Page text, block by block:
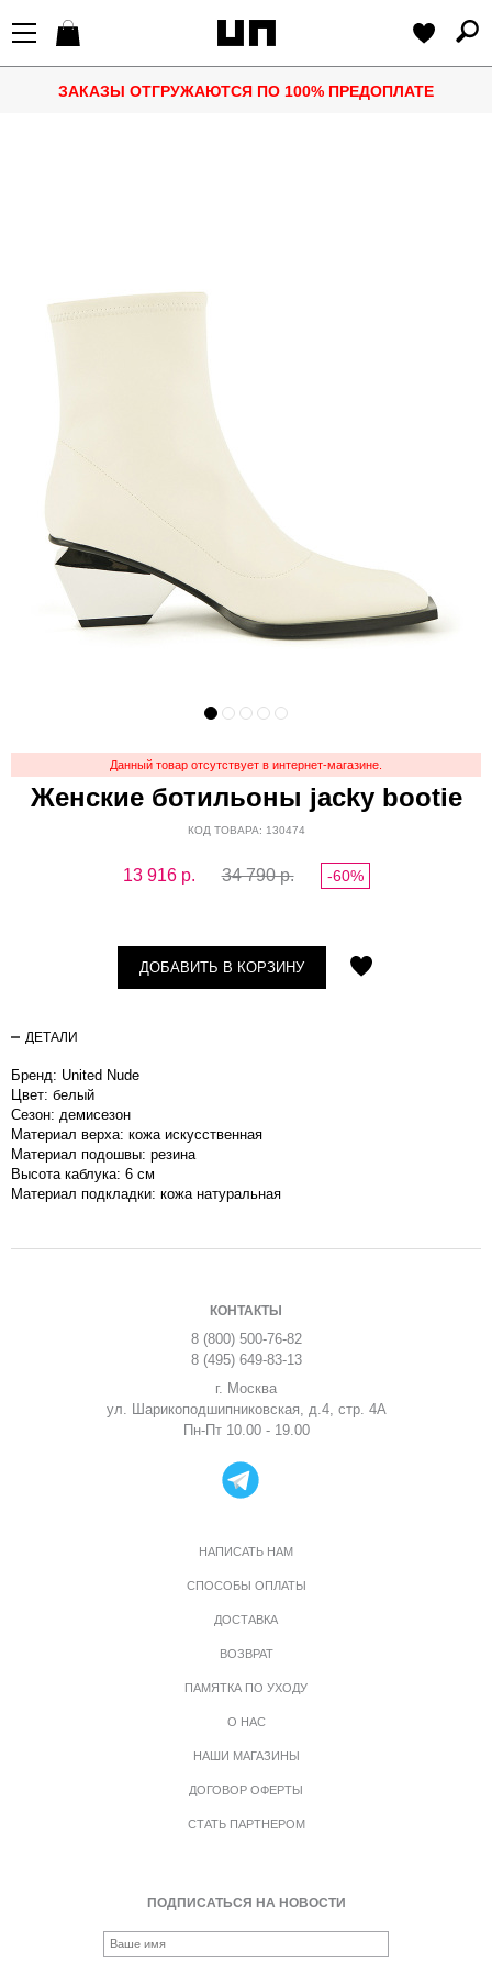
ЗАКАЗЫ ОТГРУЖАЮТСЯ ПО 100% ПРЕДОПЛАТЕ
Данный товар отсутствует в интернет-магазине.
Женские ботильоны jacky bootie
КОД ТОВАРА: 130474
13 916р. 34 790 р. -60%
ДОБАВИТЬ В КОРЗИНУ
ДЕТАЛИ
Бренд: United Nude
Цвет: белый
Сезон: демисезон
Материал верха: кожа искусственная
Материал подошвы: резина
Высота каблука: 6 см
Материал подкладки: кожа натуральная
КОНТАКТЫ
8 (800) 500-76-82
8 (495) 649-83-13
г. Москва
ул. Шарикоподшипниковская, д.4, стр. 4А
Пн-Пт 10.00 - 19.00
НАПИСАТЬ НАМ
СПОСОБЫ ОПЛАТЫ
ДОСТАВКА
ВОЗВРАТ
ПАМЯТКА ПО УХОДУ
О НАС
НАШИ МАГАЗИНЫ
ДОГОВОР ОФЕРТЫ
СТАТЬ ПАРТНЕРОМ
ПОДПИСАТЬСЯ НА НОВОСТИ